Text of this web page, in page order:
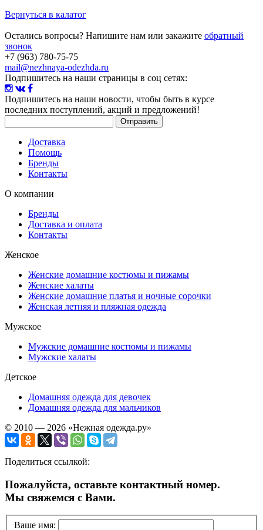
Вернуться в калатог
Остались вопросы? Напишите нам или закажите обратный
звонок
+7 (963) 780-75-75
mail@nezhnaya-odezhda.ru
Подпишитесь на наши страницы в соц сетях:
Подпишитесь на наши новости, чтобы быть в курсе
последних поступлений, акций и предложений!
Доставка
Помощь
Бренды
Контакты
О компании
Бренды
Доставка и оплата
Контакты
Женское
Женские домашние костюмы и пижамы
Женские халаты
Женские домашние платья и ночные сорочки
Женская летняя и пляжная одежда
Мужское
Мужские домашние костюмы и пижамы
Мужские халаты
Детское
Домашняя одежда для девочек
Домашняя одежда для мальчиков
© 2010 — 2026 «Нежная одежда.ру»
Поделиться ссылкой:
Пожалуйста, оставьте контактный номер.
Мы свяжемся с Вами.
Ваше имя: